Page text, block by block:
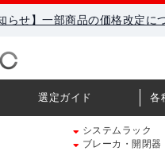
らせ】一部商品の価格改定に
選定ガイド 各
システムラック
ブレーカ・開閉器